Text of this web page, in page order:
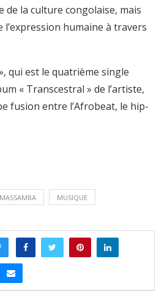
de la culture congolaise, mais
l’expression humaine à travers
qui est le quatrième single
« Transcestral » de l’artiste,
fusion entre l’Afrobeat, le hip-
MUSIQUE